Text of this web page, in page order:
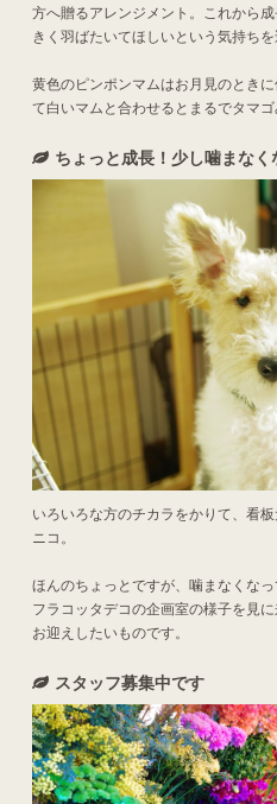
方へ贈るアレンジメント。これから
きく羽ばたいてほしいという気持ちを
黄色のピンポンマムはお月見のとき
て白いマムと合わせるとまるでタマゴ
ちょっと成長！少し噛まなく
いろいろな方のチカラをかりて、看
ニコ。
ほんのちょっとですが、噛まなくな
フラコッタデコの企画室の様子を見
お迎えしたいものです。
スタッフ募集中です